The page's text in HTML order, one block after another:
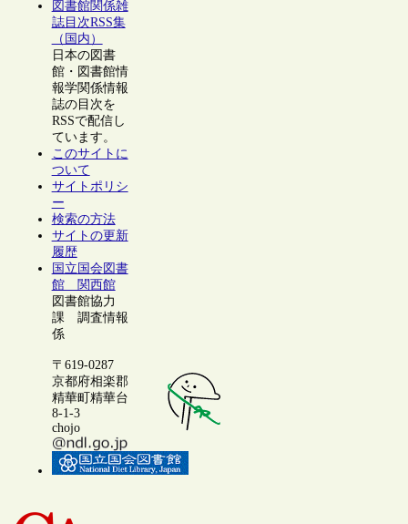
図書館関係雑
誌目次RSS集
（国内）
日本の図書
館・図書館情
報学関係情報
誌の目次を
RSSで配信し
ています。
このサイトに
ついて
サイトポリシ
ー
検索の方法
サイトの更新
履歴
国立国会図書
館 関西館
図書館協力
課 調査情報
係
〒619-0287
京都府相楽郡
精華町精華台
8-1-3
chojo